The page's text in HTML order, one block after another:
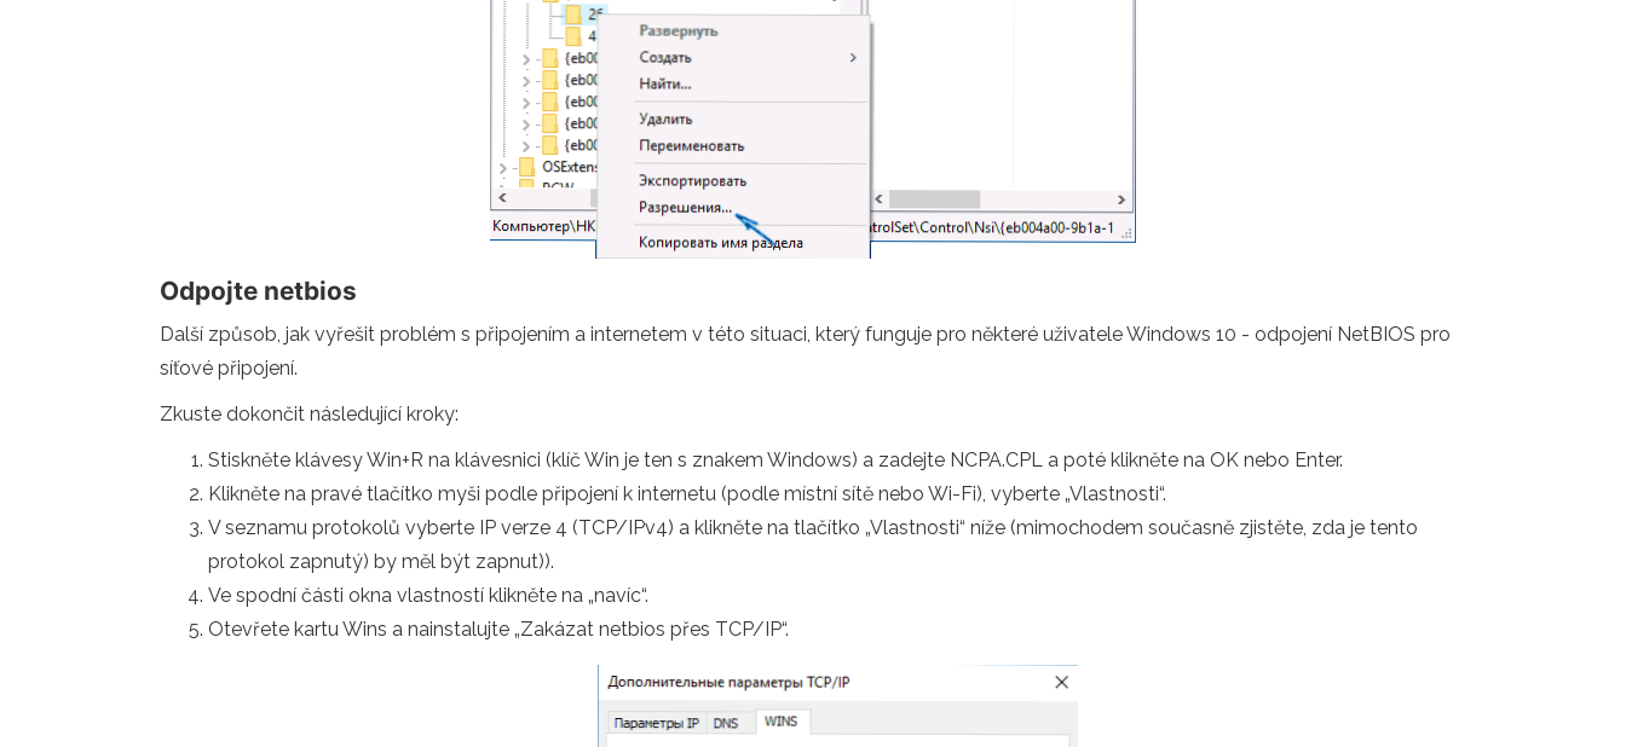
Odpojte netbios
Další způsob, jak vyřešit problém s připojením a internetem v této situaci, který funguje pro některé uživatele Windows 10 - odpojení NetBIOS pro
síťové připojení.
Zkuste dokončit následující kroky:
Stiskněte klávesy Win+R na klávesnici (klíč Win je ten s znakem Windows) a zadejte NCPA.CPL a poté klikněte na OK nebo Enter.
Klikněte na pravé tlačítko myši podle připojení k internetu (podle místní sítě nebo Wi-Fi), vyberte „Vlastnosti“.
V seznamu protokolů vyberte IP verze 4 (TCP/IPv4) a klikněte na tlačítko „Vlastnosti“ níže (mimochodem současně zjistěte, zda je tento
protokol zapnutý) by měl být zapnut)).
Ve spodní části okna vlastností klikněte na „navíc“.
Otevřete kartu Wins a nainstalujte „Zakázat netbios přes TCP/IP“.